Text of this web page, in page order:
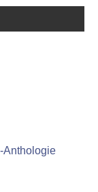
Anthologie